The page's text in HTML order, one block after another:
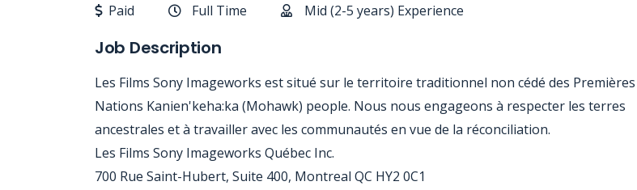
Paid Full Time Mid (2-5 years) Experience
Job Description
Les Films Sony Imageworks est situé sur le territoire traditionnel non cédé des Premières
Nations Kanien'keha:ka (Mohawk) people. Nous nous engageons à respecter les terres
ancestrales et à travailler avec les communautés en vue de la réconciliation.
Les Films Sony Imageworks Québec Inc.
700 Rue Saint-Hubert, Suite 400, Montreal QC HY2 0C1